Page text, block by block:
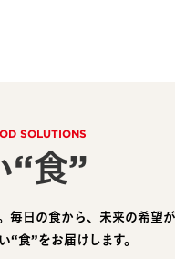
SOLUTIONS
“食”
日の食から、未来の希望が
“食”をお届けします。